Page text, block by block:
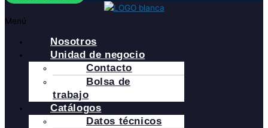
Menú
Nosotros
Unidad de negocio
Contacto
Bolsa de
trabajo
Catálogos
Datos técnicos